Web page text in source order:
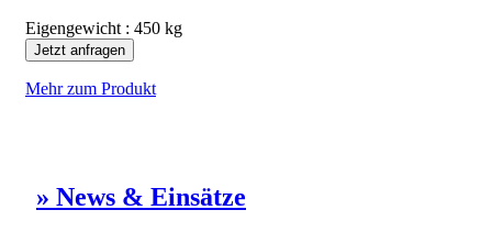
Eigengewicht : 450 kg
Jetzt anfragen
Mehr zum Produkt
» News & Einsätze